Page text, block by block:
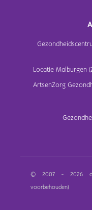
Locatie Malburgen
ArtsenZorg
© 2007 - 2026
voorbehouden)